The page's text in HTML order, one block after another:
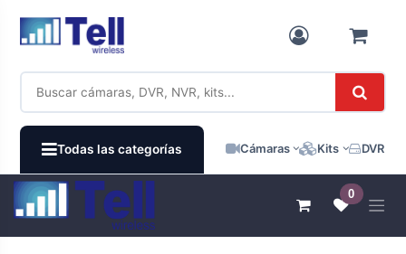
Todas las categorías Cámaras Kits DVR /
0